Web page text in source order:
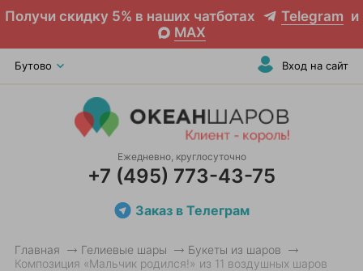
Получи скидку 5% в наших чатботах Telegram и
MAX
Бутово Вход на сайт
Ежедневно, круглосуточно
+7 (495) 773-43-75
Заказ в Телеграм
Главная Гелиевые шары
Букеты из шаров
Композиция «Мальчик родился!» из 11 воздушных шаров